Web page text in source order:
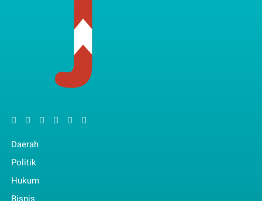
Daerah
Politik
Hukum
Bisnis